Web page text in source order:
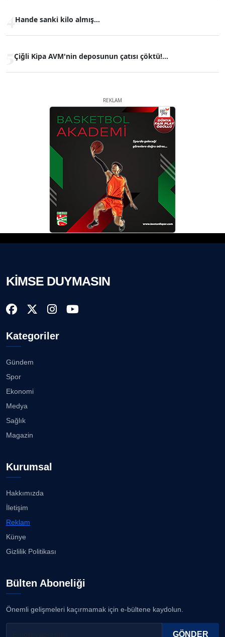
Hande sanki kilo almış...
Çiğli Kipa AVM'nin deposunun çatısı çöktü!...
REKLAM
KİMSE DUYMASIN
Kategoriler
Gündem
Spor
Ekonomi
Medya
Sağlık
Magazin
Kurumsal
Hakkımızda
İletişim
Reklam
Künye
Gizlilik Politikası
Bülten Aboneliği
Önemli gelişmeleri kaçırmamak için e-bültene kaydolun.
GÖNDER